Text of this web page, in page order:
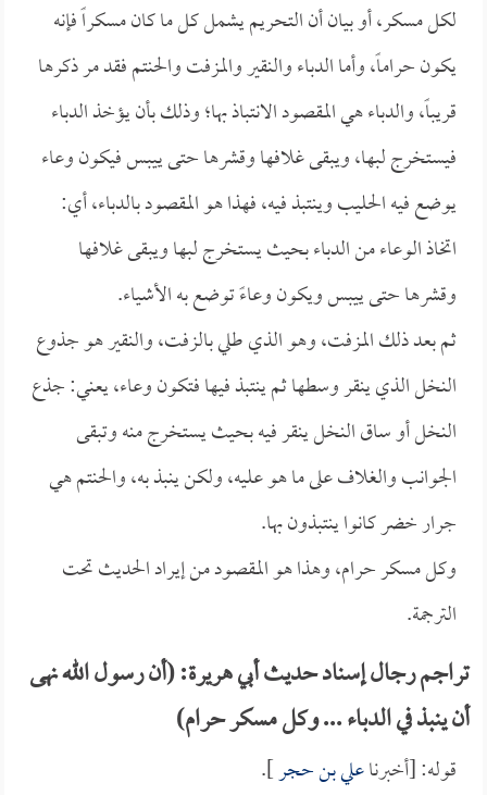
لكل مسكر، أو بيان أن التحريم يشمل كل ما كان مسكراً فإنه
يكون حراماً، وأما الدباء والنقير والمزفت والحنتم فقد مر ذكرها
قريباً، والدباء هي المقصود الانتباذ بها؛ وذلك بأن يؤخذ الدباء
فيستخرج لبها، ويبقى غلافها وقشرها حتى ييبس فيكون وعاء
يوضع فيه الحليب وينتبذ فيه، فهذا هو المقصود بالدباء، أي:
اتخاذ الوعاء من الدباء بحيث يستخرج لبها ويبقى غلافها
وقشرها حتى ييبس ويكون وعاءً توضع به الأشياء.
ثم بعد ذلك المزفت، وهو الذي طلي بالزفت، والنقير هو جذوع
النخل الذي ينقر وسطها ثم ينتبذ فيها فتكون وعاء، يعني: جذع
النخل أو ساق النخل ينقر فيه بحيث يستخرج منه وتبقى
الجوانب والغلاف على ما هو عليه، ولكن ينبذ به، والحنتم هي
جرار خضر كانوا ينتبذون بها.
وكل مسكر حرام، وهذا هو المقصود من إيراد الحديث تحت
الترجمة.
تراجم رجال إسناد حديث أبي هريرة: (أن رسول الله نهى
أن ينبذ في الدباء ... وكل مسكر حرام)
قوله: [أخبرناعلي بن حجر].